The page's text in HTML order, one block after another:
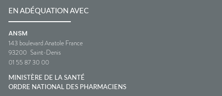
EN ADÉQUATION AVEC
ANSM
143 boulevard Anatole France
93200 Saint-Denis
01 55 87 30 00
MINISTÈRE DE LA SANTÉ
ORDRE NATIONAL DES PHARMACIENS